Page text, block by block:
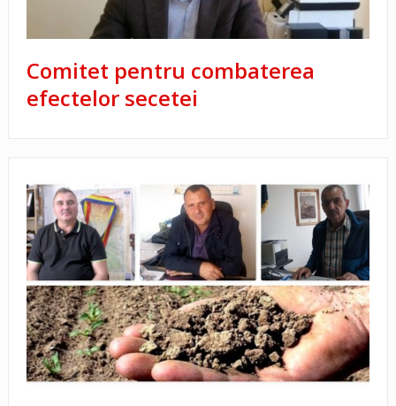
Comitet pentru combaterea
efectelor secetei